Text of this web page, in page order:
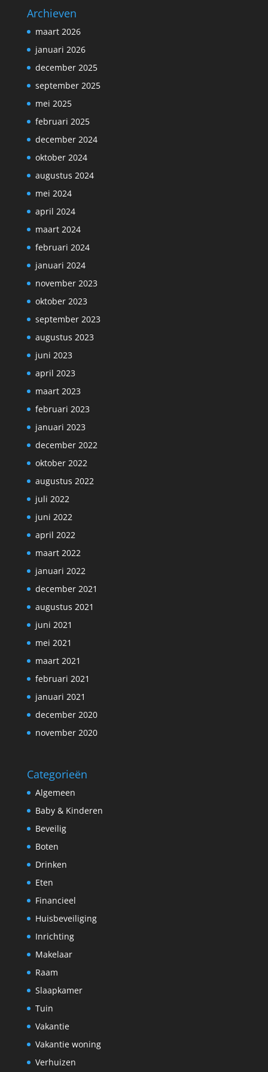
Archieven
maart 2026
januari 2026
december 2025
september 2025
mei 2025
februari 2025
december 2024
oktober 2024
augustus 2024
mei 2024
april 2024
maart 2024
februari 2024
januari 2024
november 2023
oktober 2023
september 2023
augustus 2023
juni 2023
april 2023
maart 2023
februari 2023
januari 2023
december 2022
oktober 2022
augustus 2022
juli 2022
juni 2022
april 2022
maart 2022
januari 2022
december 2021
augustus 2021
juni 2021
mei 2021
maart 2021
februari 2021
januari 2021
december 2020
november 2020
Categorieën
Algemeen
Baby & Kinderen
Beveilig
Boten
Drinken
Eten
Financieel
Huisbeveiliging
Inrichting
Makelaar
Raam
Slaapkamer
Tuin
Vakantie
Vakantie woning
Verhuizen